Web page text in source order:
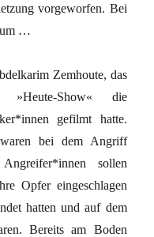
vorgeworfen. Bei
um …
Zemhoute, das
»Heute-Show« die
gefilmt hatte.
bei dem Angriff
sollen
Opfer eingeschlagen
hatten und auf dem
Bereits am Boden